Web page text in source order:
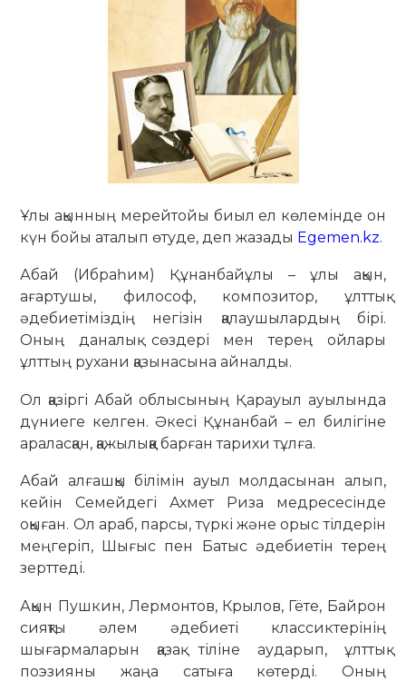
Ұлы ақынның мерейтойы биыл ел көлемінде он
күн бойы аталып өтуде, деп жазады Egemen.kz.
Абай (Ибраһим) Құнанбайұлы – ұлы ақын,
ағартушы, философ, композитор, ұлттық
әдебиетіміздің негізін қалаушылардың бірі.
Оның даналық сөздері мен терең ойлары
ұлттың рухани қазынасына айналды.
Ол қазіргі Абай облысының Қарауыл ауылында
дүниеге келген. Әкесі Құнанбай – ел билігіне
араласқан, қажылыққа барған тарихи тұлға.
Абай алғашқы білімін ауыл молдасынан алып,
кейін Семейдегі Ахмет Риза медресесінде
оқыған. Ол араб, парсы, түркі және орыс тілдерін
меңгеріп, Шығыс пен Батыс әдебиетін терең
зерттеді.
Ақын Пушкин, Лермонтов, Крылов, Гёте, Байрон
сияқты әлем әдебиеті классиктерінің
шығармаларын қазақ тіліне аударып, ұлттық
поэзияны жаңа сатыға көтерді. Оның